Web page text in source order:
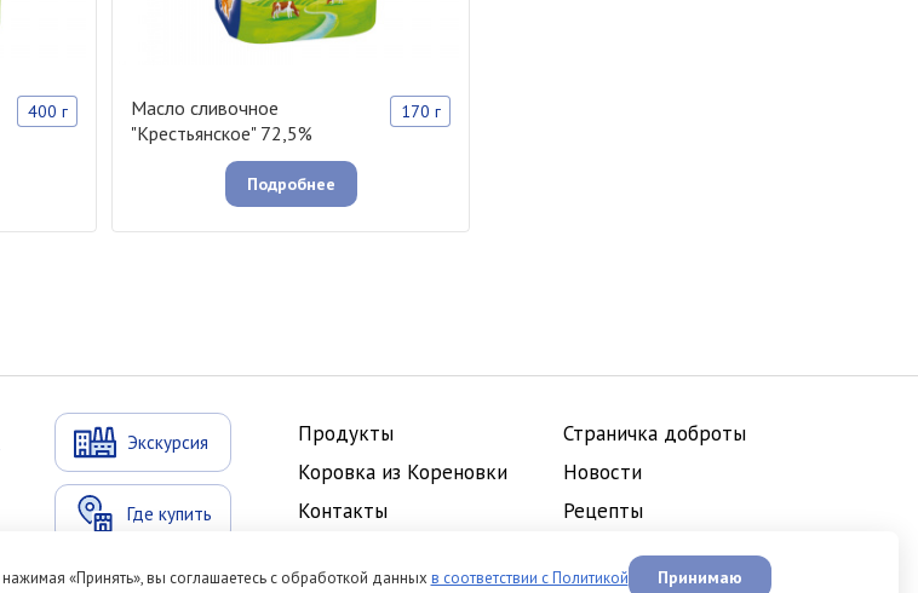
400 г
Масло сливочное
"Крестьянское" 72,5%
170 г
Подробнее
Экскурсия
Где купить
Продукты
Страничка доброты
Коровка из Кореновки
Новости
Контакты
Рецепты
«Принять», вы соглашаетесь с обработкой данных в соответствии с Политикой Принимаю